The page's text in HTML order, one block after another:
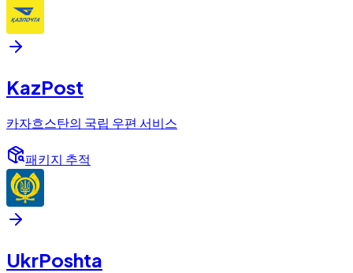
KazPost
카자흐스탄의 국립 우편 서비스
패키지 추적
UkrPoshta